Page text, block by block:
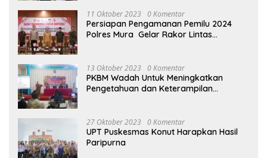
11 Oktober 2023 0 Komentar
Persiapan Pengamanan Pemilu 2024
Polres Mura Gelar Rakor Lintas
13 Oktober 2023 0 Komentar
PKBM Wadah Untuk Meningkatkan
Pengetahuan dan Keterampilan
27 Oktober 2023 0 Komentar
UPT Puskesmas Konut Harapkan Hasil
Paripurna